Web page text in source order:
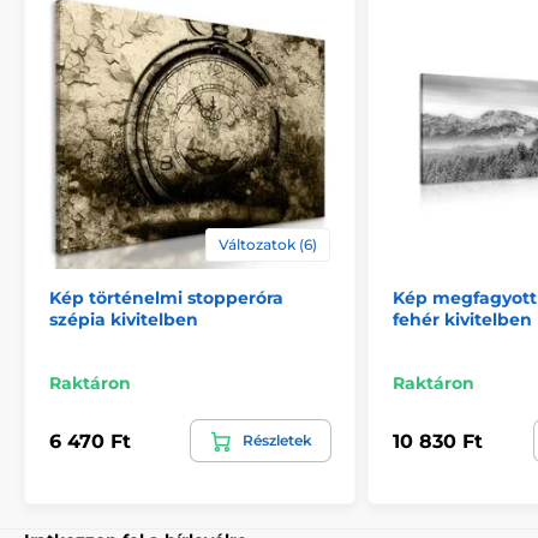
megerősítésére.
kép biztonságosan házhoz kerüljön. Ezért alapos
minőségellenőrzés után vastag
buborékfóliába
Változatok (6)
Kép történelmi stopperóra
szépia kivitelben
Raktáron
6 470 Ft Részletek
Kép
fehér kivitelben
Raktáron
10 830 Ft